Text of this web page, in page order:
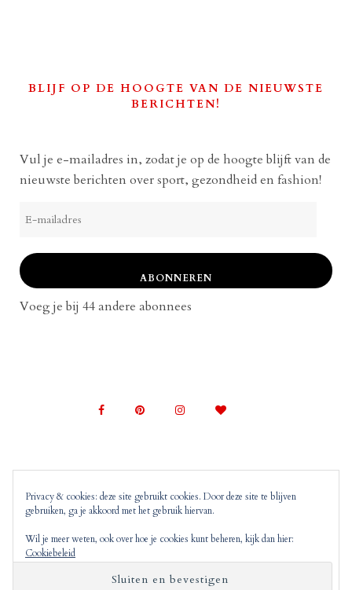
BLIJF OP DE HOOGTE VAN DE NIEUWSTE
BERICHTEN!
Vul je e-mailadres in, zodat je op de hoogte blijft van de
nieuwste berichten over sport, gezondheid en fashion!
mailadres
ABONNEREN
Voeg je bij 44 andere abonnees
© 2022 Mom on Top |Copyright, Disclaimer en
PrivacyverklaringMom on Top bevat advertenties en
‘monitized of affiliated’ links. Dit wil zeggen dat
wanneer jij op deze links klikt, wij hier mogelijk
Privacy & cookies: deze site gebruikt cookies. Door deze site te blijven
gebruiken, ga je akkoord met het gebruik hiervan.
Wil je meer weten, ook over hoe je cookies kunt beheren, kijk dan hier:
Cookiebeleid